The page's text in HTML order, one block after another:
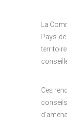
La
Pays-
Ces